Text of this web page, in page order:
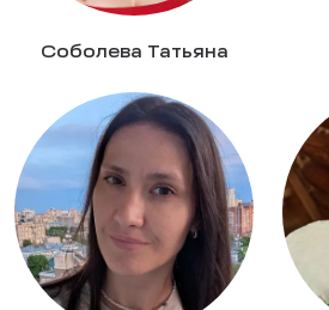
Соболева Татьяна